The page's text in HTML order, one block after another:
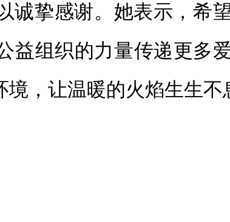
诚挚感谢。她表示，希
益组织的力量传递更多
，让温暖的火焰生生不